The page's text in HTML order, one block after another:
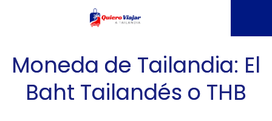
Moneda de Tailandia: El
Baht Tailandés o THB